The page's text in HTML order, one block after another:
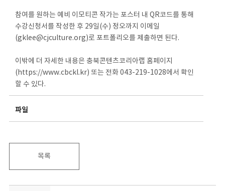
참여를 원하는 예비 이모티콘 작가는 포스터 내 QR코드를 통해
수강신청서를 작성한 후 29일(수) 정오까지 이메일
(gklee@cjculture.org)로 포트폴리오를 제출하면 된다.
이밖에 더 자세한 내용은 충북콘텐츠코리아랩 홈페이지
(https://www.cbckl.kr) 또는 전화 043-219-1028에서 확인
할 수 있다.
파일
목록